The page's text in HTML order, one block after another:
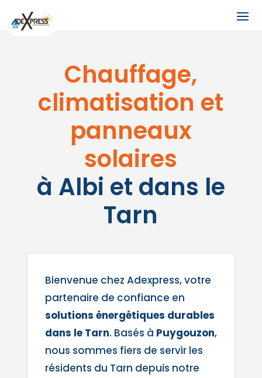
Chauffage,
climatisation et
panneaux
solaires
à Albi et dans le
Tarn
Bienvenue chez Adexpress, votre
partenaire de confiance en
solutions énergétiques durables
dans le Tarn. Basés à Puygouzon,
nous sommes fiers de servir les
résidents du Tarn depuis notre